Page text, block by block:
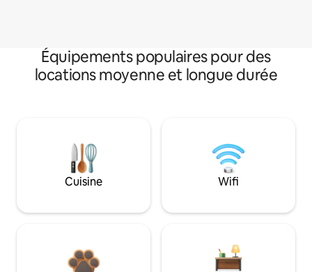
Équipements populaires pour des
locations moyenne et longue durée
Cuisine Wifi